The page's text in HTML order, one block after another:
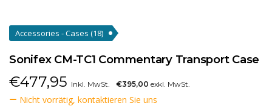
Accessories - Cases (18)
Sonifex CM-TC1 Commentary Transport Case
€477,95 Inkl. MwSt. €395,00 exkl. MwSt.
Nicht vorrätig, kontaktieren Sie uns